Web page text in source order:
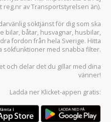
reg.nr av Transportstyrelsen än).
söktjänst för dig som ska
bilar, båtar, husvagnar, husbilar,
fordon från hela Sverige. Hitta
sökfunktioner med snabba filter.
och delar det du gillar med dina
vänner!
Ladda ner Klicket-appen gratis: